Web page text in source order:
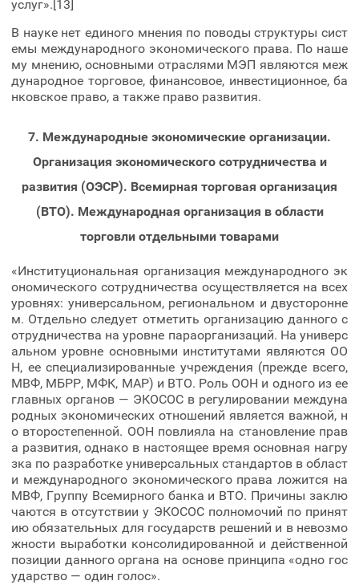
услуг».[13]
В науке нет единого мнения по поводы структуры сист
емы международного экономического права. По наше
му мнению, основными отраслями МЭП являются меж
дународное торговое, финансовое, инвестиционное, ба
нковское право, а также право развития.
7. Международные экономические организации.
Организация экономического сотрудничества и
развития (ОЭСР). Всемирная торговая организация
(ВТО). Международная организация в области
торговли отдельными товарами
«Институциональная организация международного эк
ономического сотрудничества осуществляется на всех
уровнях: универсальном, региональном и двусторонне
м. Отдельно следует отметить организацию данного с
отрудничества на уровне параорганизаций. На универс
альном уровне основными институтами являются ОО
Н, ее специализированные учреждения (прежде всего,
МВФ, МБРР, МФК, МАР) и ВТО. Роль ООН и одного из ее
главных органов — ЭКОСОС в регулировании междуна
родных экономических отношений является важной, н
о второстепенной. ООН повлияла на становление прав
а развития, однако в настоящее время основная нагру
зка по разработке универсальных стандартов в област
и международного экономического права ложится на
МВФ, Группу Всемирного банка и ВТО. Причины заклю
чаются в отсутствии у ЭКОСОС полномочий по принят
ию обязательных для государств решений и в невозмо
жности выработки консолидированной и действенной
позиции данного органа на основе принципа «одно гос
ударство — один голос».